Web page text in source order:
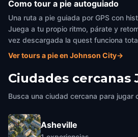
Como tour a pie autoguiado
Una ruta a pie guiada por GPS con
Juega a tu propio ritmo, párate y
vez descargada la quest funciona
Ver tours a pie en Johnson City→
Ciudades cercanas
Busca una ciudad cercana para jugar
Asheville